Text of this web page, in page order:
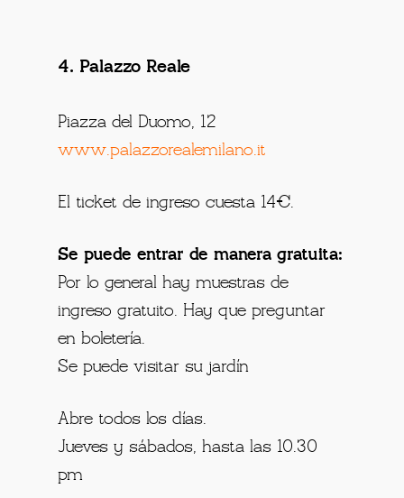
4. Palazzo Reale
Piazza del Duomo, 12
www.palazzorealemilano.it
El ticket de ingreso cuesta 14€.
Se puede entrar de manera gratuita:
Por lo general hay muestras de
ingreso gratuito. Hay que preguntar
en boletería.
Se puede visitar su jardín
Abre todos los días.
Jueves y sábados, hasta las 10.30
pm